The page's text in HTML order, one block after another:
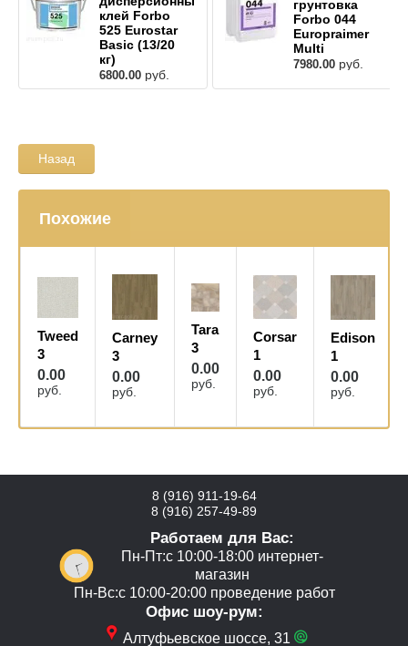
клей Forbo
525 Eurostar
Basic (13/20
кг)
6800.00 руб.
грунтовка
Forbo 044
Europraimer
Multi
7980.00 руб.
Назад
Похожие
Tweed
3
0.00
руб.
Carney
3
0.00
руб.
Tara
3
0.00
руб.
Сorsar
1
0.00
руб.
Edison
1
0.00
руб.
8 (916) 911-19-64
8 (916) 257-49-89
Работаем для Вас:
Пн-Пт:с 10:00-18:00 интернет-
магазин
Пн-Вс:с 10:00-20:00 проведение работ
Офис шоу-рум:
Алтуфьевское шоссе, 31